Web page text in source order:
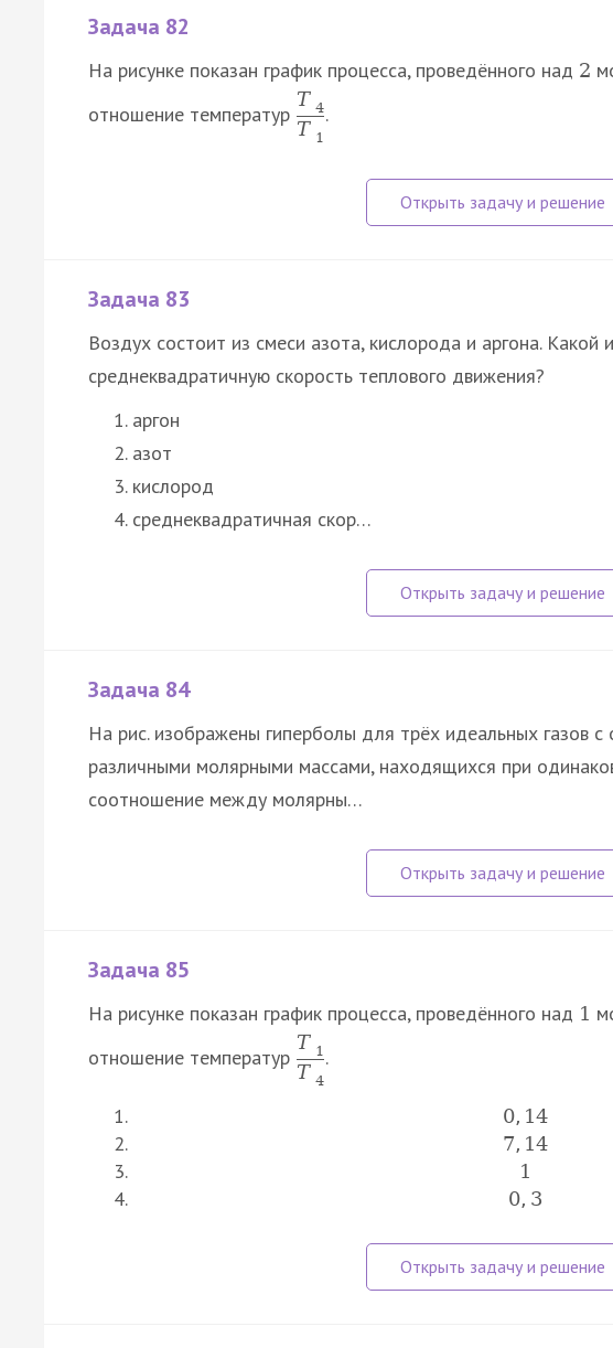
Задача 82
На рисунке показан график процесса, проведённого над 2
отношение температур
T 4
T 1
.
Задача 83
Воздух состоит из смеси азота, кислорода и аргона. Какой
среднеквадратичную скорость теплового движения?
аргон
азот
кислород
среднеквадратичная скор…
Задача 84
На рис. изображены гиперболы для трёх идеальных газов
различными молярными массами, находящихся при
соотношение между молярны…
Задача 85
На рисунке показан график процесса, проведённого над 1
отношение температур
T 1
T 4
.
0, 14
7, 14
1
0, 3